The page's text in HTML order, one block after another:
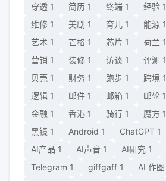
穿透 1 简历 1 终端 1 经验 1
维修 1 美剧 1 育儿 1 能源 1
艺术 1 芒格 1 芯片 1 荷兰 1
营销 1 装修 1 访谈 1 评测 1
贝壳 1 财务 1 跑步 1 跨境 1
逻辑 1 邮件 1 邮箱 1 邮轮 1
金融 1 香港 1 骑行 1 魔方 1
黑镜 1 Android 1 ChatGPT 1
AI产品 1 AI声音 1 AI研究 1
Telegram 1 giffgaff 1 AI 作图